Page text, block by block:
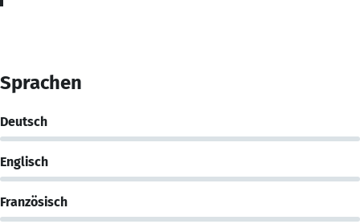
Sprachen
Deutsch
Englisch
Französisch